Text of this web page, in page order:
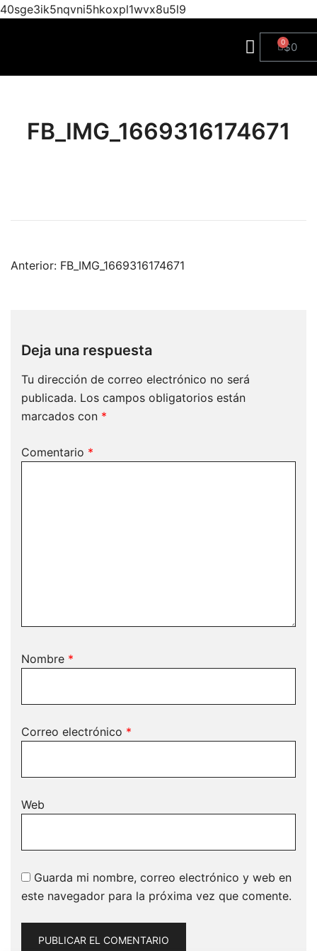
40sge3ik5nqvni5hkoxpl1wvx8u5l9
$0
FB_IMG_1669316174671
Anterior: FB_IMG_1669316174671
Deja una respuesta
Tu dirección de correo electrónico no será
publicada. Los campos obligatorios están
marcados con *
Comentario *
Nombre *
Correo electrónico *
Web
Guarda mi nombre, correo electrónico y web en
este navegador para la próxima vez que comente.